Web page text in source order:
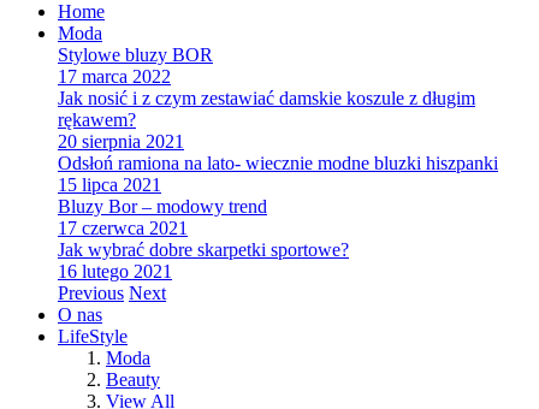
Home
Moda
Stylowe bluzy BOR
17 marca 2022
Jak nosić i z czym zestawiać damskie koszule z długim
rękawem?
20 sierpnia 2021
Odsłoń ramiona na lato- wiecznie modne bluzki hiszpanki
15 lipca 2021
Bluzy Bor – modowy trend
17 czerwca 2021
Jak wybrać dobre skarpetki sportowe?
16 lutego 2021
Previous Next
O nas
LifeStyle
Moda
Beauty
View All